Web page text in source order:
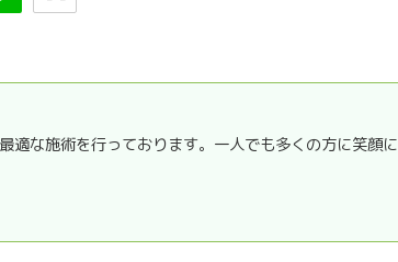
適な施術を行っております。一人でも多くの方に笑顔に